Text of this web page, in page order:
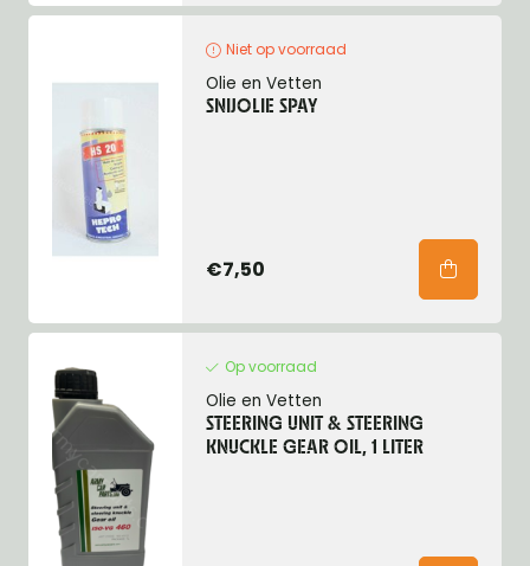
Niet op voorraad
Olie en Vetten
SNIJOLIE SPAY
€7,50
Op voorraad
Olie en Vetten
STEERING UNIT & STEERING
KNUCKLE GEAR OIL, 1 LITER